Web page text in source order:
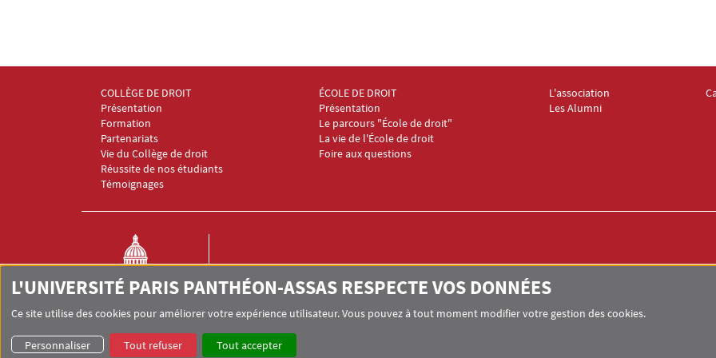
Menu Footer Collège et École de droit 1
COLLÈGE DE DROIT
Présentation
Formation
Partenariats
Vie du Collège de droit
Réussite de nos étudiants
Témoignages
Menu Footer Collège et École de droit 2
ÉCOLE DE DROIT
Présentation
Le parcours "École de droit"
La vie de l'École de droit
Foire aux questions
Menu Footer Collège et École
L'association
Les Alumni
Université Paris-Panthéon-Assas
COLLÈGE ET ÉCOLE DE DROIT
Pied de page Assas
UNIVERSITÉ PARIS-PANTHÉON-ASSAS
L'UNIVERSITÉ PARIS PANTHÉON-ASSAS RESPECTE VOS DONNÉES
Ce site utilise des cookies pour améliorer votre expérience utilisateur. Vous pouvez à tout moment modifier votre gestion des cookies.
Personnaliser Tout refuser Tout accepter